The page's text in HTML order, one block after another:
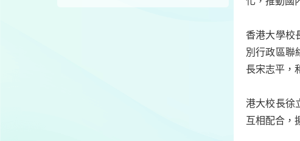
香港大學校
別行政區聯
長宋志平，
港大校長徐
互相配合，